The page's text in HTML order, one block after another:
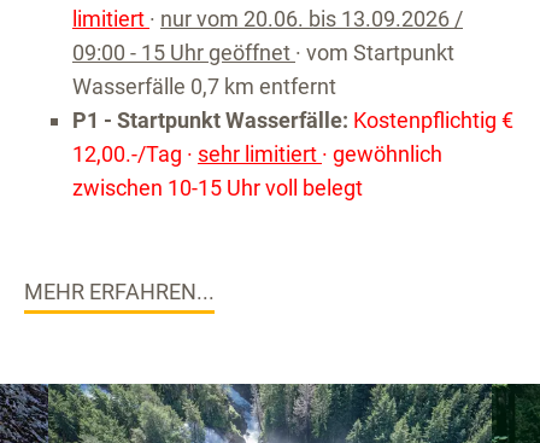
limitiert · nur vom 20.06. bis 13.09.2026 /
09:00 - 15 Uhr geöffnet · vom Startpunkt
Wasserfälle 0,7 km entfernt
P1 - Startpunkt Wasserfälle: Kostenpflichtig €
12,00.-/Tag · sehr limitiert · gewöhnlich
zwischen 10-15 Uhr voll belegt
MEHR ERFAHREN...